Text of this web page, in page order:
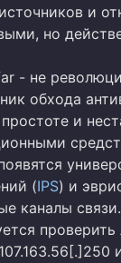
и
но
- не
обхода
и
(IPS) и
каналы